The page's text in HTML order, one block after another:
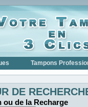
Tampons
DE
ou de la Recharge